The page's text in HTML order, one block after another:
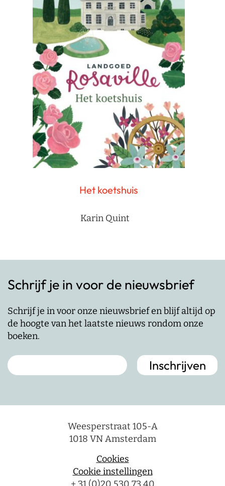
Het koetshuis
Karin Quint
Schrijf je in voor de nieuwsbrief
Schrijf je in voor onze nieuwsbrief en blijf altijd op
de hoogte van het laatste nieuws rondom onze
boeken.
Weesperstraat 105-A
1018 VN Amsterdam
Cookies
Cookie instellingen